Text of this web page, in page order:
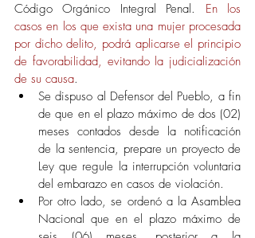
Código Orgánico Integral Penal.
En los
casos en los que exista una mujer procesada
por dicho delito, podrá aplicarse el principio
de favorabilidad, evitando la judicialización
de su causa.
Se dispuso al Defensor del Pueblo, a fin
de que en el plazo máximo de dos (02)
meses contados desde la notificación
de la sentencia, prepare un proyecto de
Ley que regule la interrupción voluntaria
del embarazo en casos de violación.
Por otro lado, se ordenó a la Asamblea
Nacional que en el plazo máximo de